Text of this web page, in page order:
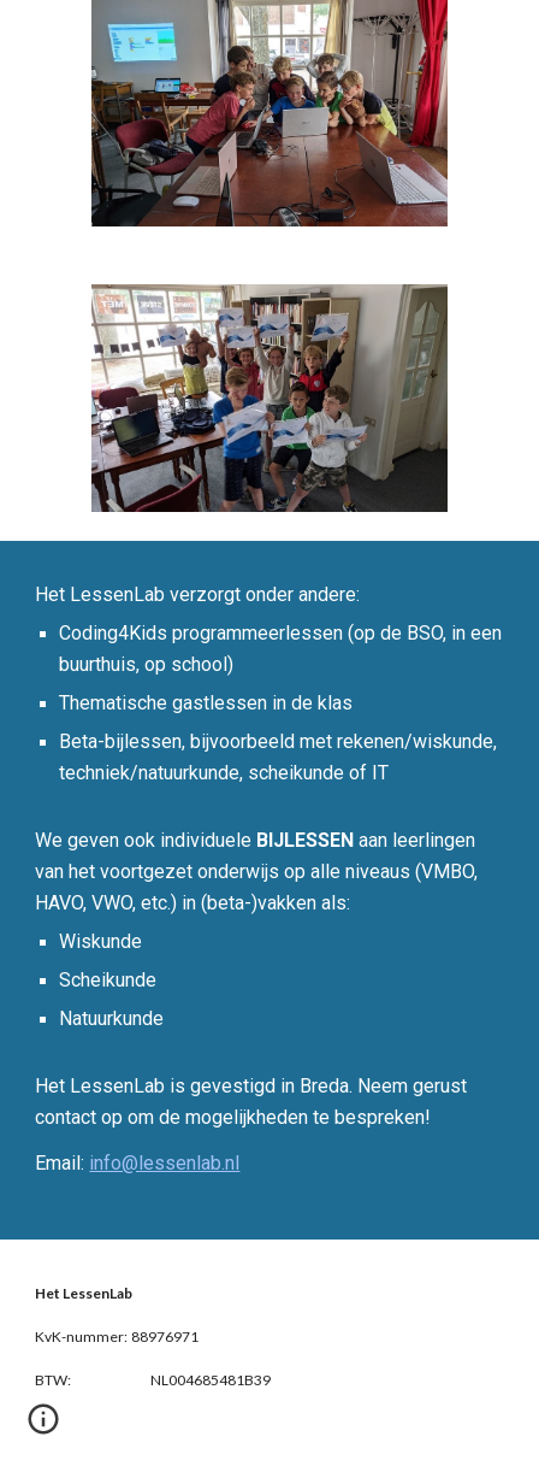
Het LessenLab verzorgt onder andere:
Coding4Kids programmeerlessen (op de BSO, in een
buurthuis, op school)
Thematische gastlessen in de klas
Beta-bijlessen, bijvoorbeeld met rekenen/wiskunde,
techniek/natuurkunde, scheikunde of IT
We geven ook individuele BIJLESSENaan leerlingen
van het voortgezet onderwijs op alle niveaus (VMBO,
HAVO, VWO, etc.) in (beta-)vakken als:
Wiskunde
Scheikunde
Natuurkunde
Het LessenLab is gevestigd in Breda. Neem gerust
contact op om de mogelijkheden te bespreken!
Email: info@lessenlab.nl
Het LessenLab
KvK-nummer: 88976971
BTW: NL004685481B39